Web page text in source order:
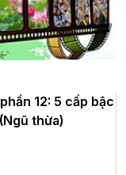
lại
12: 5 cấp bậc
thừa)